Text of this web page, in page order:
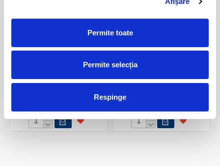
Permite toate
Permite selecția
Respinge
Sculptura agat unicat m03
Sculptura agat unicat m04